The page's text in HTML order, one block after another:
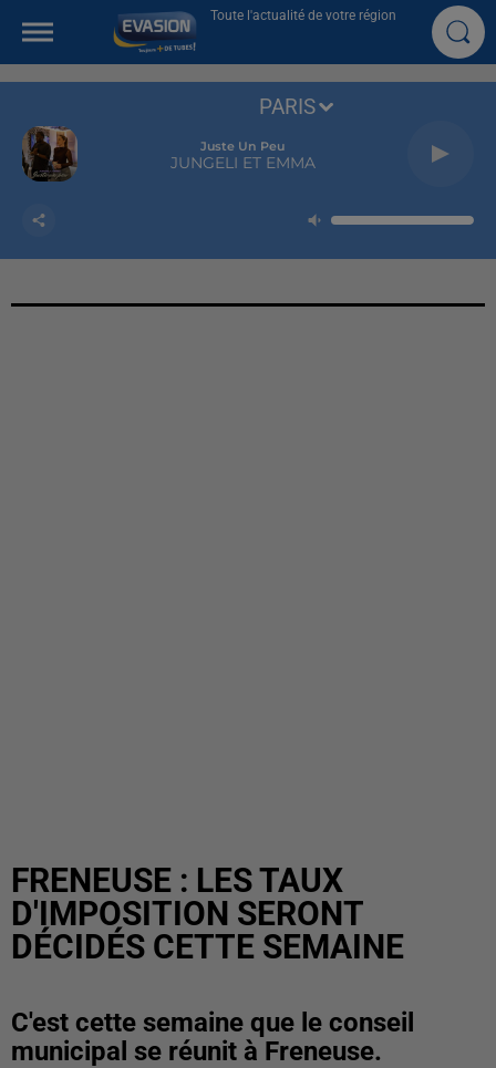
Toute l'actualité de votre région
Juste Un Peu
JUNGELI ET EMMA
PARIS
FRENEUSE : LES TAUX
D'IMPOSITION SERONT
DÉCIDÉS CETTE SEMAINE
C'est cette semaine que le conseil
municipal se réunit à Freneuse.